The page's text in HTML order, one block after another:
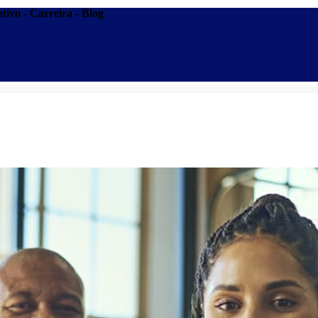
- Carreira - Blog
Escolas